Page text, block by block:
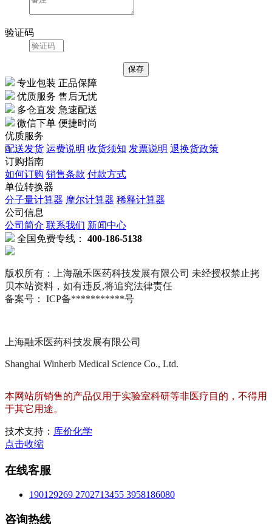
验证码
专业包装 正品保障
优质服务 售后无忧
多仓直发 急速配送
微信下单 便捷时尚
优质服务
配送发货 运费说明 收货须知 发票说明 退换货政策
订购指南
如何订购 销售条款 付款方式
单位转换器
分子量计算器 摩尔计算器 稀释计算器
公司信息
公司简介 联系我们 新闻中心
全国免费专线： 400-186-5138
版权所有：上海融禾医药科技发展有限公司 未经授权禁止拷
贝本站资料，如有违反,将追究法律责任
备案号： ICP备***********号
上海融禾医药科技发展有限公司
Shanghai Winherb Medical Science Co., Ltd.
本网站所销售的产品仅用于实验室科研等非医疗目的，不得用
于其它用途。
技术支持： 库价化学
点击收缩
在线客服
190129269 2702713455 3958186080
咨询热线